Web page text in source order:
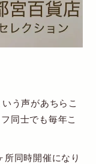
う声があちらこ
同士でも毎年こ
所同時開催になり